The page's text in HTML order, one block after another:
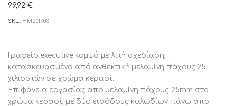
99,92 €
SKU: HM2017.03
Γραφείο executive κομψό με λιτή σχεδίαση,
κατασκευασμένο από ανθεκτική μελαμίνη πάχους 25
χιλιοστών σε χρώμα κερασί.
Επιφάνεια εργασίας απο μελαμίνη πάχους 25mm στο
χρώμα κερασί, με δύο εισόδους καλωδίων πάνω απο